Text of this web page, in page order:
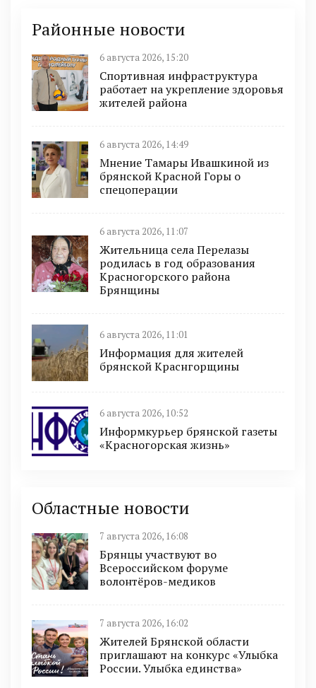
Районные новости
6 августа 2026, 15:20
Спортивная инфраструктура
работает на укрепление здоровья
жителей района
6 августа 2026, 14:49
Мнение Тамары Ивашкиной из
брянской Красной Горы о
спецоперации
6 августа 2026, 11:07
Жительница села Перелазы
родилась в год образования
Красногорского района
Брянщины
6 августа 2026, 11:01
Информация для жителей
брянской Краснгорщины
6 августа 2026, 10:52
Информкурьер брянской газеты
«Красногорская жизнь»
Областные новости
7 августа 2026, 16:08
Брянцы участвуют во
Всероссийском форуме
волонтёров-медиков
7 августа 2026, 16:02
Жителей Брянской области
приглашают на конкурс «Улыбка
России. Улыбка единства»